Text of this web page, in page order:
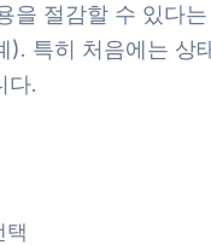
을 절감할 수 있다
특히 처음에는 상
다.
택